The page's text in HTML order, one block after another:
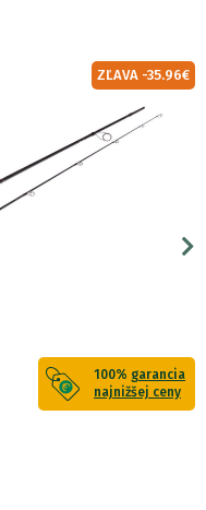
ZĽAVA -35.96€
100% garancia
najnižšej ceny